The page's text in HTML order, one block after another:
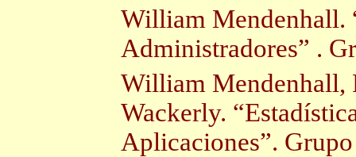
William Mendenhall.
Administradores” .
William Mendenhall,
Wackerly.
Aplicaciones”.